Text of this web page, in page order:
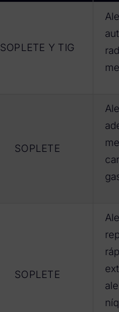
SOPLETE Y TIG
SOPLETE
SOPLETE